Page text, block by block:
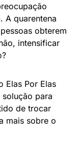
A quarentena
obterem
intensificar
Elas Por Elas
para
de trocar
mais sobre o